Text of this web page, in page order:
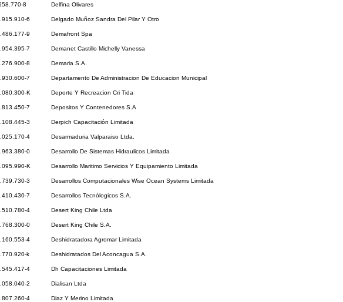
8 Delfina Olivares
6 Delgado Muñoz Sandra Del Pilar Y Otro
9 Demafront Spa
7 Demanet Castillo Michelly Vanessa
8 Demaria S.A.
7 Departamento De Administracion De Educacion Municipal
K Deporte Y Recreacion Cri Tida
7 Depositos Y Contenedores S.A
3 Derpich Capacitación Limitada
4 Desarmaduria Valparaiso Ltda.
0 Desarrollo De Sistemas Hidraulicos Limitada
K Desarrollo Maritimo Servicios Y Equipamiento Limitada
3 Desarrollos Computacionales Wise Ocean Systems Limitada
7 Desarrollos Tecnólogicos S.A.
4 Desert King Chile Ltda
0 Desert King Chile S.A.
4 Deshidratadora Agromar Limitada
k Deshidratados Del Aconcagua S.A.
4 Dh Capacitaciones Limitada
2 Dialisan Ltda
4 Diaz Y Merino Limitada